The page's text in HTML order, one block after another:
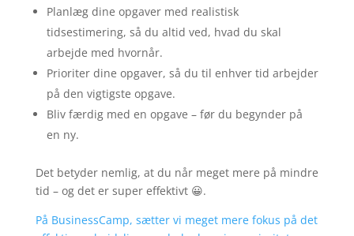
Planlæg dine opgaver med realistisk
tidsestimering, så du altid ved, hvad du skal
arbejde med hvornår.
Prioriter dine opgaver, så du til enhver tid arbejder
på den vigtigste opgave.
Bliv færdig med en opgave – før du begynder på
en ny.
Det betyder nemlig, at du når meget mere på mindre
tid – og det er super effektivt 😀.
På BusinessCamp, sætter vi meget mere fokus på det